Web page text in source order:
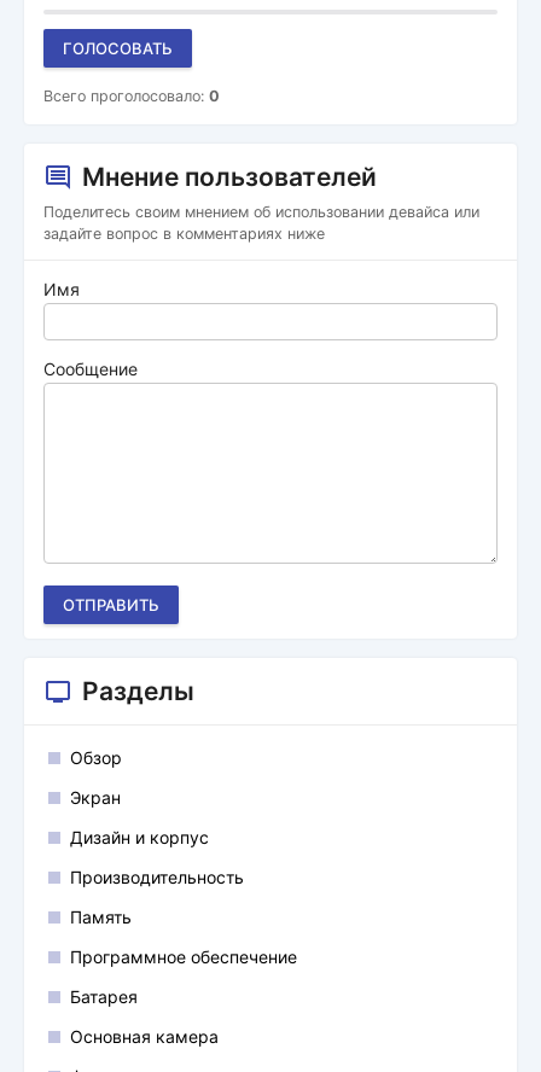
ГОЛОСОВАТЬ
Всего проголосовало: 0
Мнение пользователей
Поделитесь своим мнением об использовании девайса или
задайте вопрос в комментариях ниже
Имя
Сообщение
ОТПРАВИТЬ
Разделы
Обзор
Экран
Дизайн и корпус
Производительность
Память
Программное обеспечение
Батарея
Основная камера